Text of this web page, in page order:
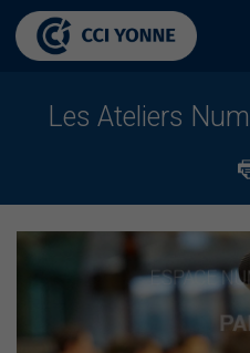
Les Ateliers